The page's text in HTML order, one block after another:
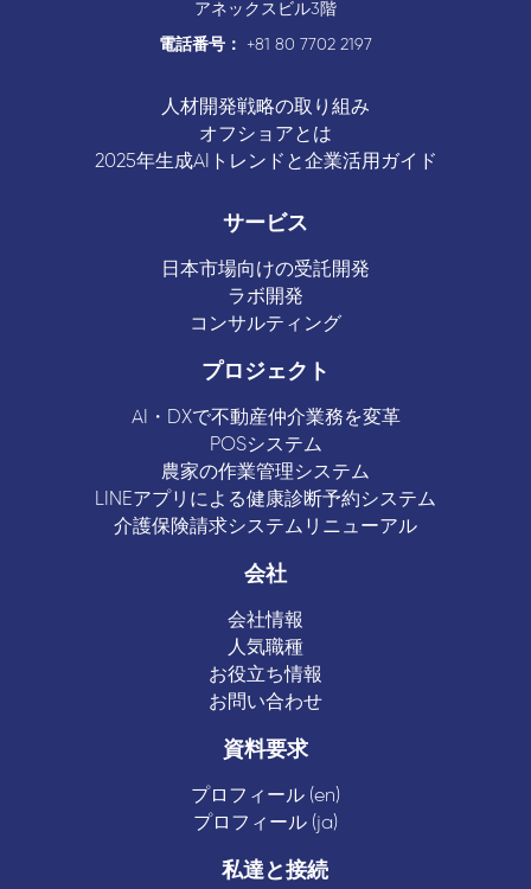
アネックスビル3階
電話番号：
+81 80 7702 2197
人材開発戦略の取り組み
オフショアとは
2025年生成AIトレンドと企業活用ガイド
サービス
日本市場向けの受託開発
ラボ開発
コンサルティング
プロジェクト
AI・DXで不動産仲介業務を変革
POSシステム
農家の作業管理システム
LINEアプリによる健康診断予約システム
介護保険請求システムリニューアル
会社
会社情報
人気職種
お役立ち情報
お問い合わせ
資料要求
プロフィール (en)
プロフィール (ja)
私達と接続